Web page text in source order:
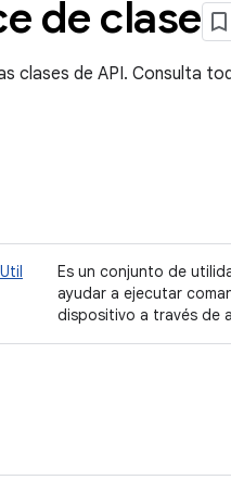
de clase
clases de API. Consulta
Es un conjunto de
ayudar a ejecutar
dispositivo a través de